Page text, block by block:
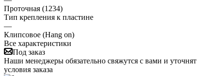
Проточная (1234)
Тип крепления к пластине
—
Клипсовое (Hang on)
Все характеристики
Под заказ
Наши менеджеры обязательно свяжутся с вами и уточнят
условия заказа